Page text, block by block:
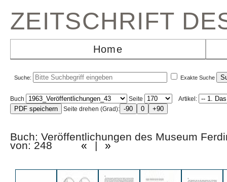
ZEITSCHRIFT
Home
Suche: Exakte Suche
Buch Seite
Artikel:
Seite drehen (Grad):
Buch: Veröffentlichungen des Museum
von: 248 « | »